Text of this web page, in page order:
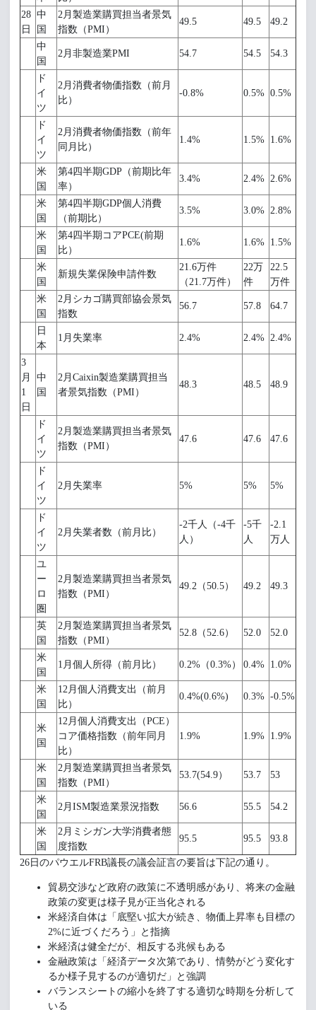
28
日
中
国
2月製造業購買担当者景気
指数（PMI）
49.5 49.5 49.2
中
国
2月非製造業PMI 54.7 54.5 54.3
ド
イ
ツ
2月消費者物価指数（前月
比）
-0.8% 0.5% 0.5%
ド
イ
ツ
2月消費者物価指数（前年
同月比）
1.4% 1.5% 1.6%
米
国
第4四半期GDP（前期比年
率）
3.4% 2.4% 2.6%
米
国
第4四半期GDP個人消費
（前期比）
3.5% 3.0% 2.8%
米
国
第4四半期コアPCE(前期
比）
1.6% 1.6% 1.5%
米
国
新規失業保険申請件数
21.6万件
（21.7万件）
22万
件
22.5
万件
米
国
2月シカゴ購買部協会景気
指数
56.7 57.8 64.7
日
本
1月失業率 2.4% 2.4% 2.4%
3
月
1
日
中
国
2月Caixin製造業購買担当
者景気指数（PMI）
48.3 48.5 48.9
ド
イ
ツ
2月製造業購買担当者景気
指数（PMI）
47.6 47.6 47.6
ド
イ
ツ
2月失業率 5% 5% 5%
ド
イ
ツ
2月失業者数（前月比）
-2千人（-4千
人）
-5千
人
-2.1
万人
ユ
ー
ロ
圏
2月製造業購買担当者景気
指数（PMI）
49.2（50.5） 49.2 49.3
英
国
2月製造業購買担当者景気
指数（PMI）
52.8（52.6） 52.0 52.0
米
国
1月個人所得（前月比） 0.2%（0.3%） 0.4% 1.0%
米
国
12月個人消費支出（前月
比）
0.4%(0.6%) 0.3% -0.5%
米
国
12月個人消費支出（PCE）
コア価格指数（前年同月
比）
1.9% 1.9% 1.9%
米
国
2月製造業購買担当者景気
指数（PMI）
53.7(54.9） 53.7 53
米
国
2月ISM製造業景況指数 56.6 55.5 54.2
米
国
2月ミシガン大学消費者態
度指数
95.5 95.5 93.8
26日のパウエルFRB議長の議会証言の要旨は下記の通り。
貿易交渉など政府の政策に不透明感があり、将来の金融
政策の変更は様子見が正当化される
米経済自体は「底堅い拡大が続き、物価上昇率も目標の
2%に近づくだろう」と指摘
米経済は健全だが、相反する兆候もある
金融政策は「経済データ次第であり、情勢がどう変化す
るか様子見するのが適切だ」と強調
バランスシートの縮小を終了する適切な時期を分析して
いる